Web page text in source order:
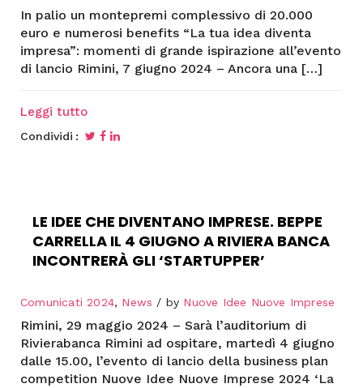
In palio un montepremi complessivo di 20.000
euro e numerosi benefits “La tua idea diventa
impresa”: momenti di grande ispirazione all’evento
di lancio Rimini, 7 giugno 2024 – Ancora una […]
Leggi tutto
Condividi
LE IDEE CHE DIVENTANO IMPRESE. BEPPE
CARRELLA IL 4 GIUGNO A RIVIERA BANCA
INCONTRERÀ GLI ‘STARTUPPER’
Comunicati 2024, News by Nuove Idee Nuove Imprese
Rimini, 29 maggio 2024 – Sarà l’auditorium di
Rivierabanca Rimini ad ospitare, martedì 4 giugno
dalle 15.00, l’evento di lancio della business plan
competition Nuove Idee Nuove Imprese 2024 ‘La